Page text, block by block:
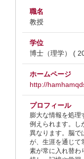
職名
教授
学位
博士（理学） (
ホームページ
http://
プロフィール
膨大な情報を処理
例えられます。し
異なります。脳で
が、生涯を通じて
素が常に入れ替わ